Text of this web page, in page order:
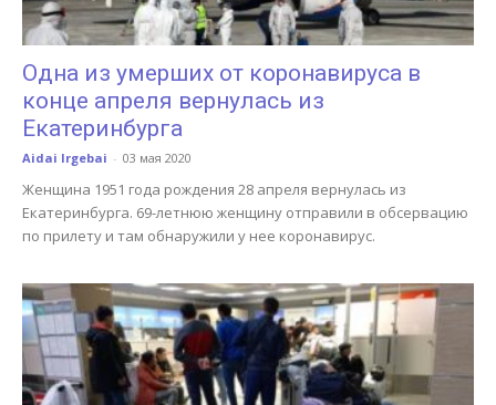
Одна из умерших от коронавируса в
конце апреля вернулась из
Екатеринбурга
Aidai Irgebai - 03 мая 2020
Женщина 1951 года рождения 28 апреля вернулась из
Екатеринбурга. 69-летнюю женщину отправили в обсервацию
по прилету и там обнаружили у нее коронавирус.